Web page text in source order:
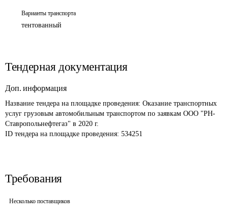
Варианты транспорта
тентованный
Тендерная документация
Доп. информация
Название тендера на площадке проведения: Оказание транспортных
услуг грузовым автомобильным транспортом по заявкам ООО "РН-
Ставропольнефтегаз" в 2020 г.
ID тендера на площадке проведения: 534251
Требования
Несколько поставщиков